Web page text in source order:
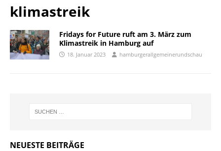
klimastreik
Fridays for Future ruft am 3. März zum
Klimastreik in Hamburg auf
18. Januar 2023 hamburgerallgemeinerundschau
NEUESTE BEITRÄGE